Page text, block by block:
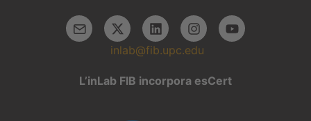
inlab@fib.upc.edu
L’inLab FIB incorpora esCert